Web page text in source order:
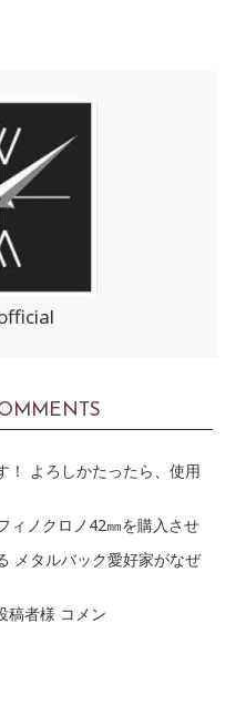
！ よろしかたったら、使用
ィノクロノ42㎜を購入させ
メタルバック愛好家がなぜ
稿者様 コメン